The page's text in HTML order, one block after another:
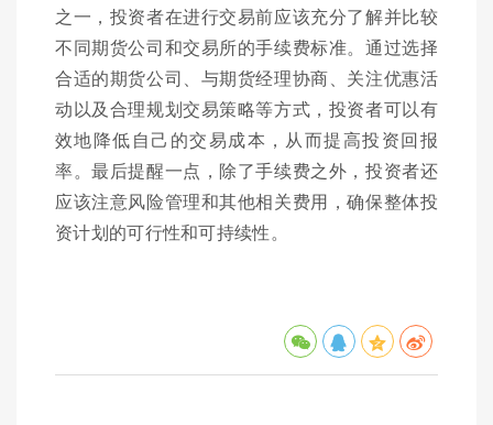
之一，投资者在进行交易前应该充分了解并比较
不同期货公司和交易所的手续费标准。通过选择
合适的期货公司、与期货经理协商、关注优惠活
动以及合理规划交易策略等方式，投资者可以有
效地降低自己的交易成本，从而提高投资回报
率。最后提醒一点，除了手续费之外，投资者还
应该注意风险管理和其他相关费用，确保整体投
资计划的可行性和可持续性。